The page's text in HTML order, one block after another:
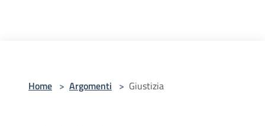
Home > Argomenti > Giustizia